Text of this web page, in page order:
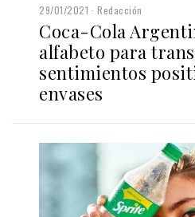
29/01/2021 Redacción
Coca-Cola
alfabeto para
sentimientos
envases